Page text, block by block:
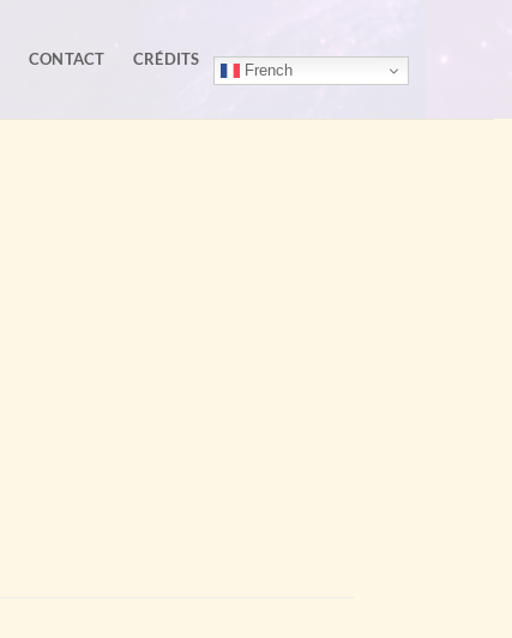
CONTACT CRÉDITS
French